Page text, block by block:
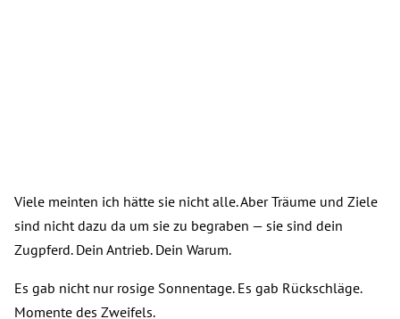
Viele meinten ich hätte sie nicht alle. Aber Träume und Ziele
sind nicht dazu da um sie zu begraben — sie sind dein
Zugpferd. Dein Antrieb. Dein Warum.
Es gab nicht nur rosige Sonnentage. Es gab Rückschläge.
Momente des Zweifels.